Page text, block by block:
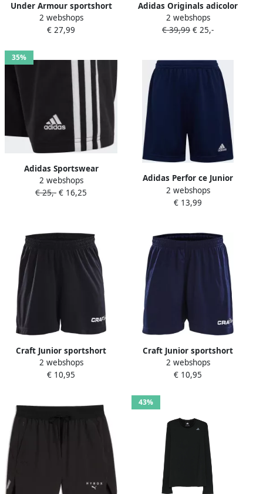
Under Armour sportshort
zwart Sportbroek Jongens
Katoen Effen 152
2 webshops
€ 27,99
Adidas Originals adicolor
Firebird Short Women
Sportshorts zwart Maat XS
2 webshops
€ 39,99 € 25,-
35%
Adidas Sportswear
sportshort zwart wit
Sportbroek Polyester 140
2 webshops
€ 25,- € 16,25
Adidas Perfor ce Junior
sportshort donkerblauw
Sportbroek Polyester 140
2 webshops
€ 13,99
Craft Junior sportshort
zwart Sportbroek Polyester
Effen 122 128
2 webshops
€ 10,95
Craft Junior sportshort
donkerblauw Sportbroek
Polyester 122
2 webshops
€ 10,95
43%